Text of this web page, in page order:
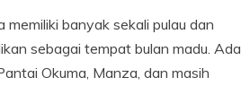
memiliki banyak sekali pulau dan
sebagai tempat bulan madu. Ada
Okuma, Manza, dan masih